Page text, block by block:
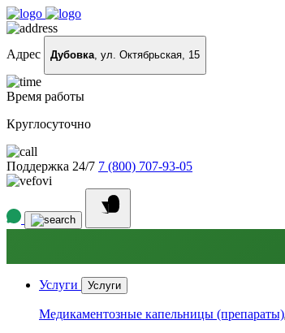
Адрес Дубовка, ул. Октябрьская, 15
Время работы
Круглосуточно
Поддержка 24/7 7 (800) 707-93-05
Услуги Услуги
Медикаментозные капельницы (препараты)